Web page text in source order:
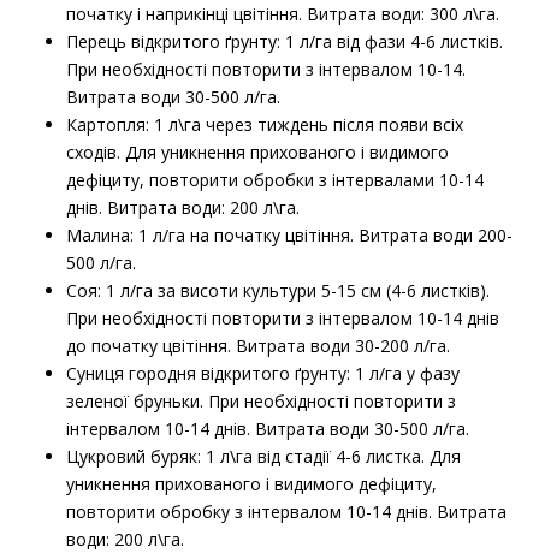
початку і наприкінці цвітіння. Витрата води: 300 л\га.
Перець відкритого ґрунту: 1 л/га від фази 4-6 листків.
При необхідності повторити з інтервалом 10-14.
Витрата води 30-500 л/га.
Картопля: 1 л\га через тиждень після появи всіх
сходів. Для уникнення прихованого і видимого
дефіциту, повторити обробки з інтервалами 10-14
днів. Витрата води: 200 л\га.
Малина: 1 л/га на початку цвітіння. Витрата води 200-
500 л/га.
Соя: 1 л/га за висоти культури 5-15 см (4-6 листків).
При необхідності повторити з інтервалом 10-14 днів
до початку цвітіння. Витрата води 30-200 л/га.
Суниця городня відкритого ґрунту: 1 л/га у фазу
зеленої бруньки. При необхідності повторити з
інтервалом 10-14 днів. Витрата води 30-500 л/га.
Цукровий буряк: 1 л\га від стадії 4-6 листка. Для
уникнення прихованого і видимого дефіциту,
повторити обробку з інтервалом 10-14 днів. Витрата
води: 200 л\га.